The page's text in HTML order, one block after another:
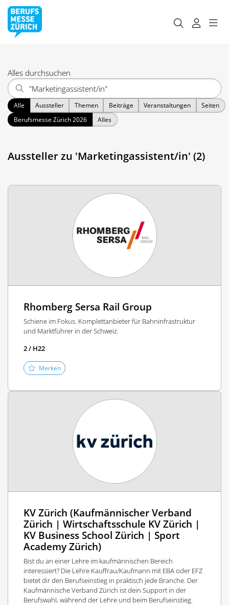
Alles durchsuchen
Alle Aussteller Themen Beiträge Veranstaltungen
Seiten
Berufsmesse Zürich 2026
Alles
Aussteller zu 'Marketingassistent/in' (2)
Rhomberg Sersa Rail Group
Schiene im Fokus. Komplettanbieter für Bahninfrastruktur
und Marktführer in der Schweiz.
2 / H22
Merken
KV Zürich (Kaufmännischer Verband
Zürich | Wirtschaftsschule KV Zürich |
KV Business School Zürich | Sport
Academy Zürich)
Bist du an einer Lehre im kaufmännischen Bereich
interessiert? Die Lehre Kauffrau/Kaufmann mit EBA oder EFZ
bietet dir den Berufseinstieg in praktisch jede Branche. Der
Kaufmännische Verband Zürich ist dein Support in der
Berufswahl, während der Lehre und beim Berufseinstieg.